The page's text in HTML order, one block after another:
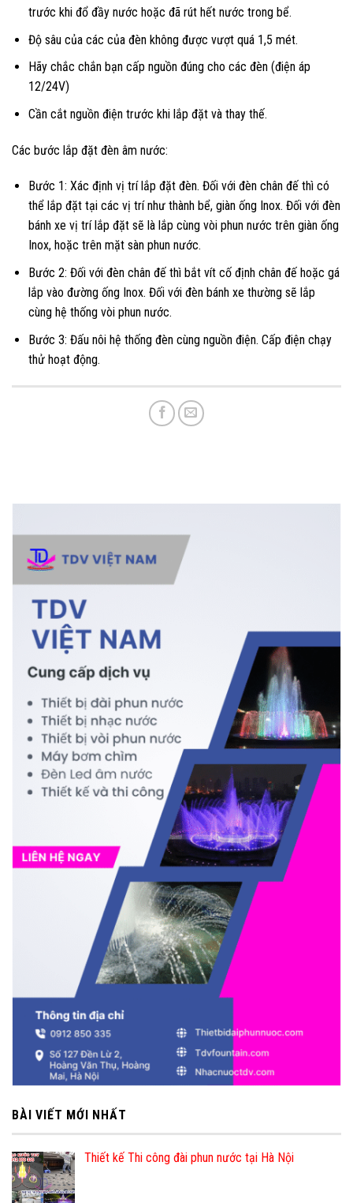
trước khi đổ đầy nước hoặc đã rút hết nước trong bể.
Độ sâu của các của đèn không được vượt quá 1,5 mét.
Hãy chắc chắn bạn cấp nguồn đúng cho các đèn (điện áp
12/24V)
Cần cắt nguồn điện trước khi lắp đặt và thay thế.
Các bước lắp đặt đèn âm nước:
Bước 1: Xác định vị trí lắp đặt đèn. Đối với đèn chân đế thì có
thể lắp đặt tại các vị trí như thành bể, giàn ống Inox. Đối với đèn
bánh xe vị trí lắp đặt sẽ là lắp cùng vòi phun nước trên giàn ống
Inox, hoặc trên mặt sàn phun nước.
Bước 2: Đối với đèn chân đế thì bắt vít cố định chân đế hoặc gá
lắp vào đường ống Inox. Đối với đèn bánh xe thường sẽ lắp
cùng hệ thống vòi phun nước.
Bước 3: Đấu nôi hệ thống đèn cùng nguồn điện. Cấp điện chạy
thử hoạt động.
BÀI VIẾT MỚI NHẤT
Thiết kế Thi công đài phun nước tại Hà Nội